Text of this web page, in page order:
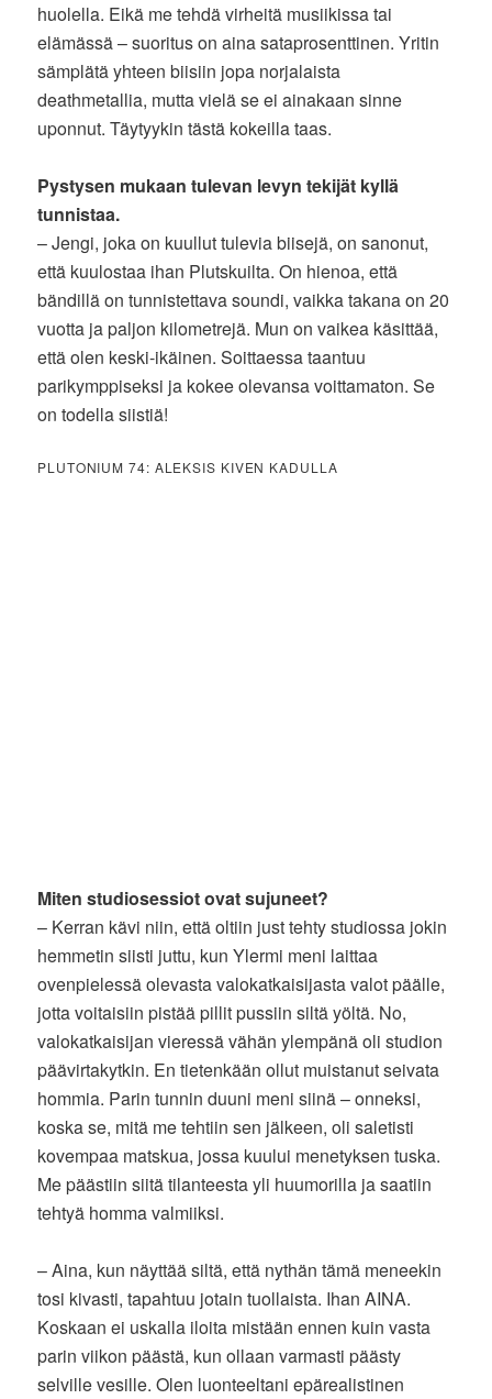
huolella. Eikä me tehdä virheitä musiikissa tai
elämässä – suoritus on aina sataprosenttinen. Yritin
sämplätä yhteen biisiin jopa norjalaista
deathmetallia, mutta vielä se ei ainakaan sinne
uponnut. Täytyykin tästä kokeilla taas.
Pystysen mukaan tulevan levyn tekijät kyllä
tunnistaa.
– Jengi, joka on kuullut tulevia biisejä, on sanonut,
että kuulostaa ihan Plutskuilta. On hienoa, että
bändillä on tunnistettava soundi, vaikka takana on 20
vuotta ja paljon kilometrejä. Mun on vaikea käsittää,
että olen keski-ikäinen. Soittaessa taantuu
parikymppiseksi ja kokee olevansa voittamaton. Se
on todella siistiä!
PLUTONIUM 74: ALEKSIS KIVEN KADULLA
Miten studiosessiot ovat sujuneet?
– Kerran kävi niin, että oltiin just tehty studiossa jokin
hemmetin siisti juttu, kun Ylermi meni laittaa
ovenpielessä olevasta valokatkaisijasta valot päälle,
jotta voitaisiin pistää pillit pussiin siltä yöltä. No,
valokatkaisijan vieressä vähän ylempänä oli studion
päävirtakytkin. En tietenkään ollut muistanut seivata
hommia. Parin tunnin duuni meni siinä – onneksi,
koska se, mitä me tehtiin sen jälkeen, oli saletisti
kovempaa matskua, jossa kuului menetyksen tuska.
Me päästiin siitä tilanteesta yli huumorilla ja saatiin
tehtyä homma valmiiksi.
– Aina, kun näyttää siltä, että nythän tämä meneekin
tosi kivasti, tapahtuu jotain tuollaista. Ihan AINA.
Koskaan ei uskalla iloita mistään ennen kuin vasta
parin viikon päästä, kun ollaan varmasti päästy
selville vesille. Olen luonteeltani epärealistinen